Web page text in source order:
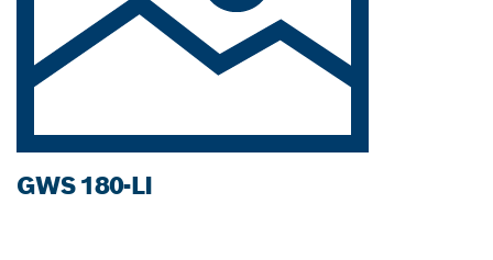
GWS 180-LI